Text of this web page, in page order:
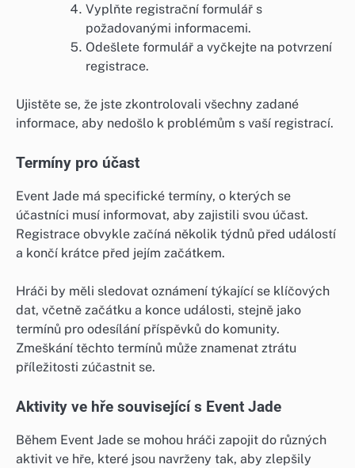
Vyplňte registrační formulář s
požadovanými informacemi.
Odešlete formulář a vyčkejte na potvrzení
registrace.
Ujistěte se, že jste zkontrolovali všechny zadané
informace, aby nedošlo k problémům s vaší registrací.
Termíny pro účast
Event Jade má specifické termíny, o kterých se
účastníci musí informovat, aby zajistili svou účast.
Registrace obvykle začíná několik týdnů před událostí
a končí krátce před jejím začátkem.
Hráči by měli sledovat oznámení týkající se klíčových
dat, včetně začátku a konce události, stejně jako
termínů pro odesílání příspěvků do komunity.
Zmeškání těchto termínů může znamenat ztrátu
příležitosti zúčastnit se.
Aktivity ve hře související s Event Jade
Během Event Jade se mohou hráči zapojit do různých
aktivit ve hře, které jsou navrženy tak, aby zlepšily